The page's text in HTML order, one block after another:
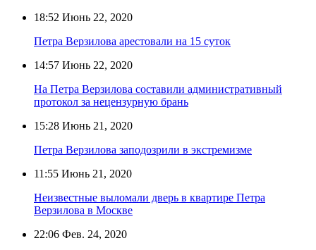
18:52 Июнь 22, 2020
Петра Верзилова арестовали на 15 суток
14:57 Июнь 22, 2020
На Петра Верзилова составили административный
протокол за нецензурную брань
15:28 Июнь 21, 2020
Петра Верзилова заподозрили в экстремизме
11:55 Июнь 21, 2020
Неизвестные выломали дверь в квартире Петра
Верзилова в Москве
22:06 Фев. 24, 2020